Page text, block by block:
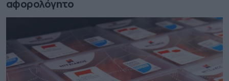
αφορολόγητο